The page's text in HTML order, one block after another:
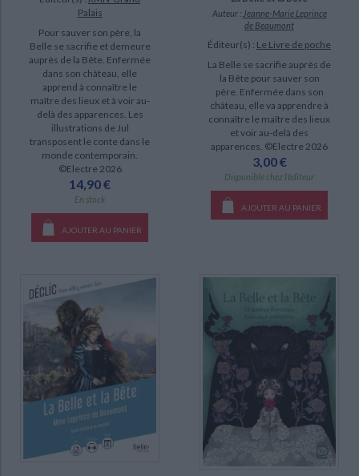
Palais
Pour sauver son père, la
Belle se sacrifie et demeure
auprès de la Bête. Enfermée
dans son château, elle
apprend à connaître le
maître des lieux et à voir au-
delà des apparences. Les
illustrations de Jul
transposent le conte dans le
monde contemporain.
©Electre 2026
14,90 €
En stock
AJOUTER AU PANIER
Auteur : Jeanne-Marie Leprince
de Beaumont
Éditeur(s) : Le Livre de poche
La Belle se sacrifie auprès de
la Bête pour sauver son
père. Enfermée dans son
château, elle va apprendre à
connaître le maître des lieux
et voir au-delà des
apparences. ©Electre 2026
3,00 €
Disponible chez l'éditeur
AJOUTER AU PANIER